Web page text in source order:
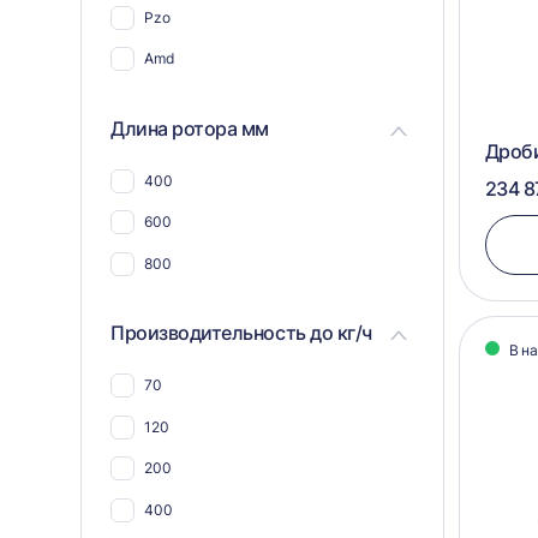
Для пвх отходов
Для угля
Для макулатуры
Для металлической стружки
Pzo
Amd
Длина ротора мм
400
600
800
Производительность до кг/ч
70
120
200
400
234
В